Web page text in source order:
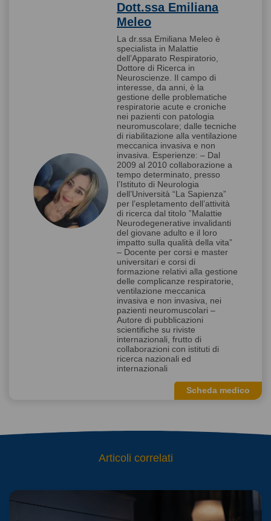
Dott.ssa Emiliana
Meleo
La dr.ssa Emiliana Meleo è
specialista in Malattie
dell’Apparato Respiratorio,
Dottore di Ricerca in
Neuroscienze. Il campo di
interesse, da anni, è la
gestione delle problematiche
respiratorie acute e croniche
nei pazienti con patologia
neuromuscolare; dalle tecniche
di riabilitazione alla ventilazione
meccanica invasiva e non
invasiva. Esperienze: – Dal
2009 al 2010 collaborazione a
tempo determinato, presso
l’Istituto di Neurologia
dell’Università “La Sapienza”
per l’espletamento dell’attività
di ricerca dal titolo ”Malattie
Neurodegenerative invalidanti
del giovane adulto e il loro
impatto sulla qualità della vita”
– Docente per corsi e master
universitari e corsi di
formazione relativi alla gestione
delle complicanze respiratorie,
ventilazione meccanica
invasiva e non invasiva, nei
pazienti neuromuscolari –
Autore di pubblicazioni
scientifiche su riviste
internazionali, frutto di
collaborazioni con istituti di
ricerca nazionali ed
internazionali
Scheda medico
Articoli correlati